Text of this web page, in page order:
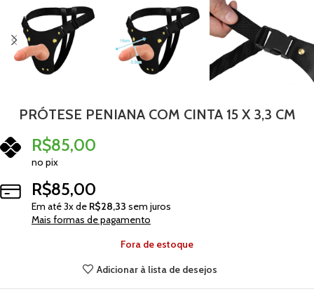
PRÓTESE PENIANA COM CINTA 15 X 3,3 CM
R$85,00
no pix
R$85,00
Em até3x de R$28,33 sem juros
Mais formas de pagamento
Fora de estoque
Adicionar à lista de desejos